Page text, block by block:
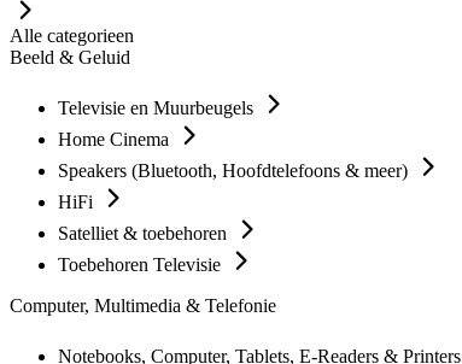
Alle categorieen
Beeld & Geluid
Televisie en Muurbeugels
Home Cinema
Speakers (Bluetooth, Hoofdtelefoons & meer)
HiFi
Satelliet & toebehoren
Toebehoren Televisie
Computer, Multimedia & Telefonie
Notebooks, Computer, Tablets, E-Readers & Printers